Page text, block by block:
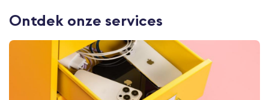
Ontdek onze services